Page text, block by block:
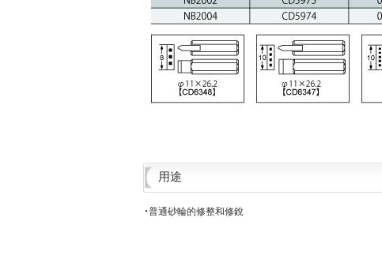
用途
・普通砂輪的修整和修銳